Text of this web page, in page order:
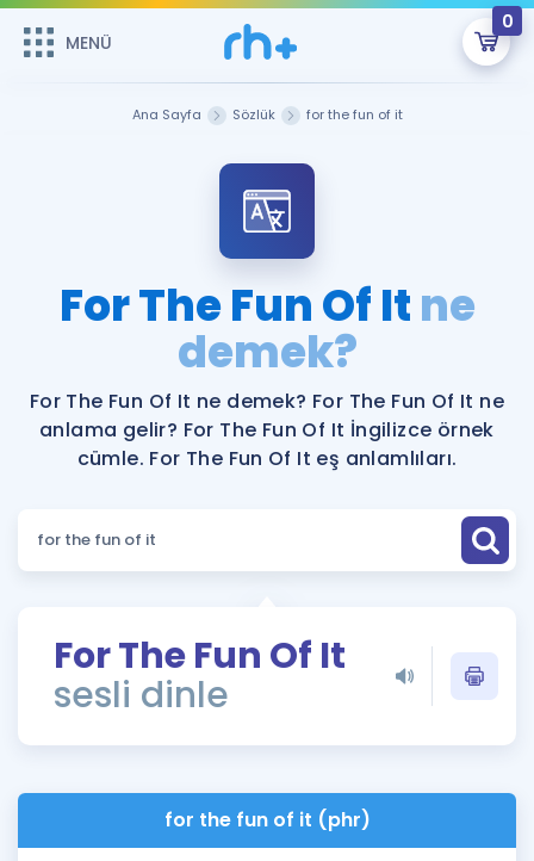
MENÜ
0
Şifremi Hatırlamıyorum
Sepetin Şu An Boş.
Remzi Hoca ile seni sınava hazırlayacak onlarca eğitim seni
bekliyor!
MENÜ
Katılımcı Görüşleri
Faydalı Araçlar
Ücretsiz Kaynaklar
ÖSYM Sınav Takvimi
Kampanyalar
İngilizce Gramer
İngilizce Gramer
Ana Sayfa Sözlük for the fun of it
For The Fun Of Itne
demek?
For The Fun Of It ne demek? For The Fun Of It ne
anlama gelir? For The Fun Of It İngilizce örnek
cümle. For The Fun Of It eş anlamlıları.
For The Fun Of It
sesli dinle
for the fun of it (phr)